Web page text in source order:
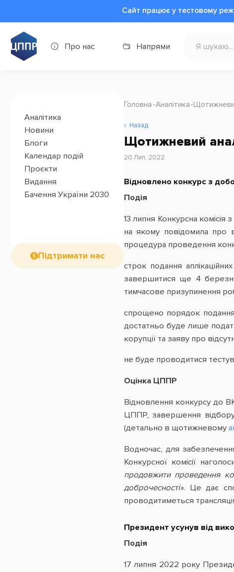
Сайт працює у тестовому
Про нас Напрями
Аналітика
Новини
Блоги
Календар подій
Проєкти
Видання
Бачення України 2030
Підтримати нас
Головна Аналітика
Назад
Щотижневий
20 Лип, 2022
Відновлено конкурс з
Подія
13 липня Конкурсна комісія
на якому повідомила про
процедура проведення
строк подання
завершитися ще 4
тимчасове призупинення
спрощено порядок подання
достатньо буде лише
корупції та заяву про
не буде проводитися
Оцінка ЦППР
Відновлення конкурсу до
ЦППР, завершення
(детально в щотижневому
Водночас, для
Конкурсної комісії
продовжити проведення
доброчесності». Це дає
проводитиметься
Президент усунув від
Подія
17 липня 2022 року